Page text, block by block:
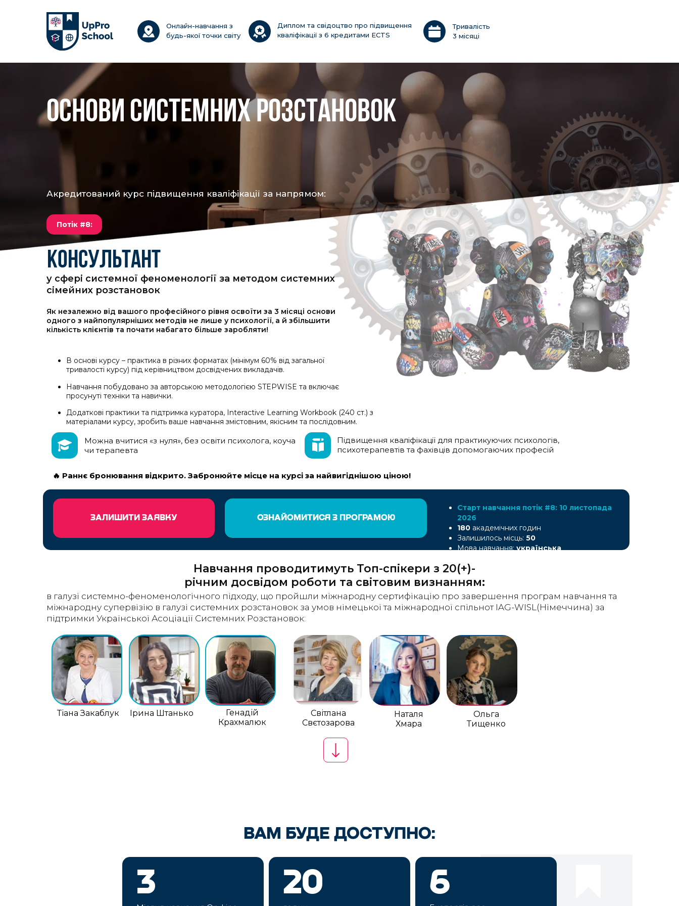
Тривалість
3 місяці
Диплом та свідоцтво про підвищення
кваліфікації з 6 кредитами ECTS
Онлайн-навчання з
будь-якої точки світу
ОЗНАЙОМИТИСЯ З ПРОГРАМОЮ
ЗАЛИШИТИ ЗАЯВКУ
Старт навчання потік #8: 10 листопада
2026
180 академічних годин
Залишилось місць: 50
Мова навчання:українська
ОСНОВИ СИСТЕМНИХ РОЗСТАНОВОК
Потік #8:
Навчання проводитимуть Топ-спікери з 20(+)-
річним досвідом роботи та світовим визнанням:
Підвищення кваліфікації для практикуючих психологів,
психотерапевтів та фахівців допомогаючих професій
Можна вчитися «з нуля», без освіти психолога, коуча
чи терапевта
Генадій
Крахмалюк
Ірина Штанько
🔥 Раннє бронювання відкрито. Забронюйте місце на курсі за найвигіднішою ціною!
Тіана Закаблук
Додаткові практики та підтримка куратора, Interactive Learning Workbook (240 ст.) з
матеріалами курсу, зробить ваше навчання змістовним, якісним та послідовним.
Навчання побудовано за авторською методологією STEPWISE та включає
просунуті техніки та навички.
В основі курсу – практика в різних форматах (мінімум 60% від загальної
тривалості курсу) під керівництвом досвідчених викладачів.
Як незалежно від вашого професійного рівня освоїти за 3 місяці основи
одного з найпопулярніших методів не лише у психології, а й збільшити
кількість клієнтів та почати набагато більше заробляти!
у сфері системної феноменології за методом системних
сімейних розстановок
в галузі системно-феноменологічного підходу, що пройшли міжнародну сертифікацію про завершення програм навчання та
міжнародну супервізію в галузі системних розстановок за умов німецької та міжнародної спільнот IAG-WISL(Німеччина) за
підтримки Української Асоціації Системних Розстановок:
КОНСУЛЬТАНТ
Акредитований курс підвищення кваліфікації за напрямом:
Наталя
Хмара
Світлана
Свєтозарова
Ольга
Тищенко
ВАМ БУДЕ ДОСТУПНО:
3 20 6